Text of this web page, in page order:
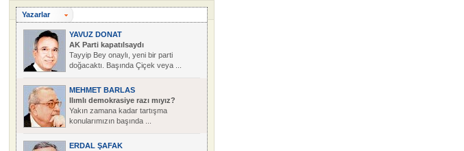
Yazarlar
YAVUZ DONAT
AK Parti kapatılsaydı
Tayyip Bey onaylı, yeni bir parti
doğacaktı. Başında Çiçek veya ...
MEHMET BARLAS
Ilımlı demokrasiye razı mıyız?
Yakın zamana kadar tartışma
konularımızın başında ...
ERDAL ŞAFAK